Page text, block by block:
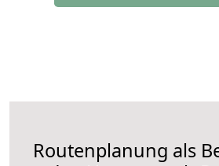
Routenplanung als